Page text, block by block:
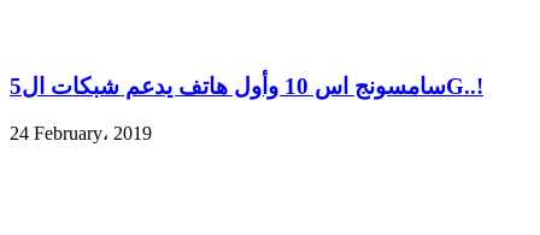
سامسونج اس 10 وأول هاتف يدعم شبكات ال5G..!
24 February، 2019